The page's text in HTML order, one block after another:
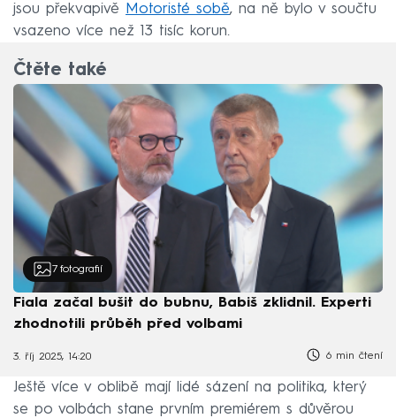
jsou překvapivě
Motoristé sobě, na ně bylo v součtu
vsazeno více než 13 tisíc korun.
Čtěte také
7 fotografií
Fiala začal bušit do bubnu, Babiš zklidnil. Experti
zhodnotili průběh před volbami
3. říj 2025, 14:20 6 min čtení
Ještě více v oblibě mají lidé sázení na politika, který
se po volbách stane prvním premiérem s důvěrou